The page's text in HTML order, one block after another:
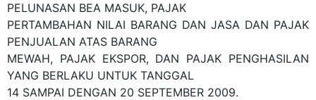
PELUNASAN BEA MASUK, PAJAK
PERTAMBAHAN NILAI BARANG DAN JASA DAN PAJAK
PENJUALAN ATAS BARANG
MEWAH, PAJAK EKSPOR, DAN PAJAK PENGHASILAN
YANG BERLAKU UNTUK TANGGAL
14 SAMPAI DENGAN 20 SEPTEMBER 2009.